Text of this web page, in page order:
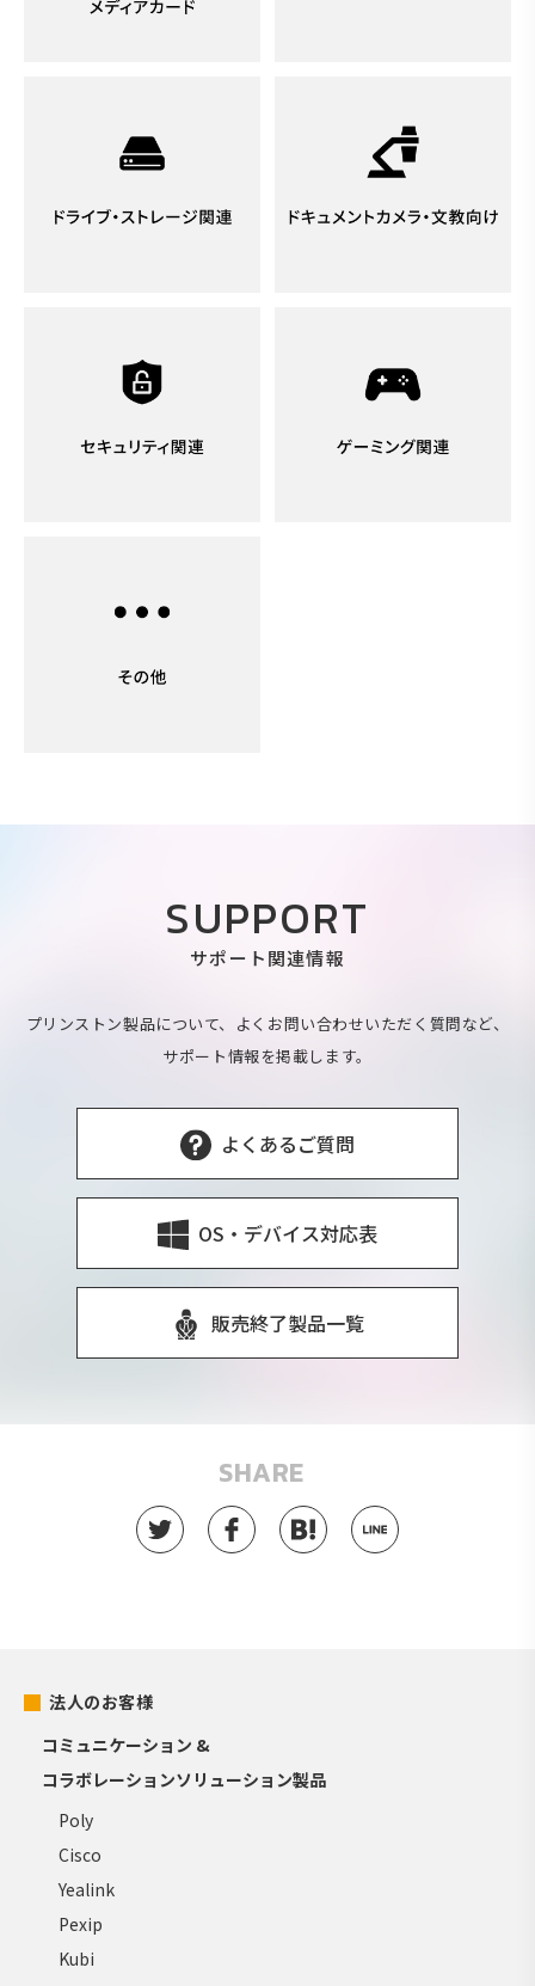
SUPPORT
サポート関連情報
プリンストン製品について、よくお問い合わせいただく質問など、
サポート情報を掲載します。
よくあるご質問
OS・デバイス対応表
販売終了製品一覧
SHARE
法人のお客様
コミュニケーション &
コラボレーションソリューション製品
Poly
Cisco
Yealink
Pexip
Kubi